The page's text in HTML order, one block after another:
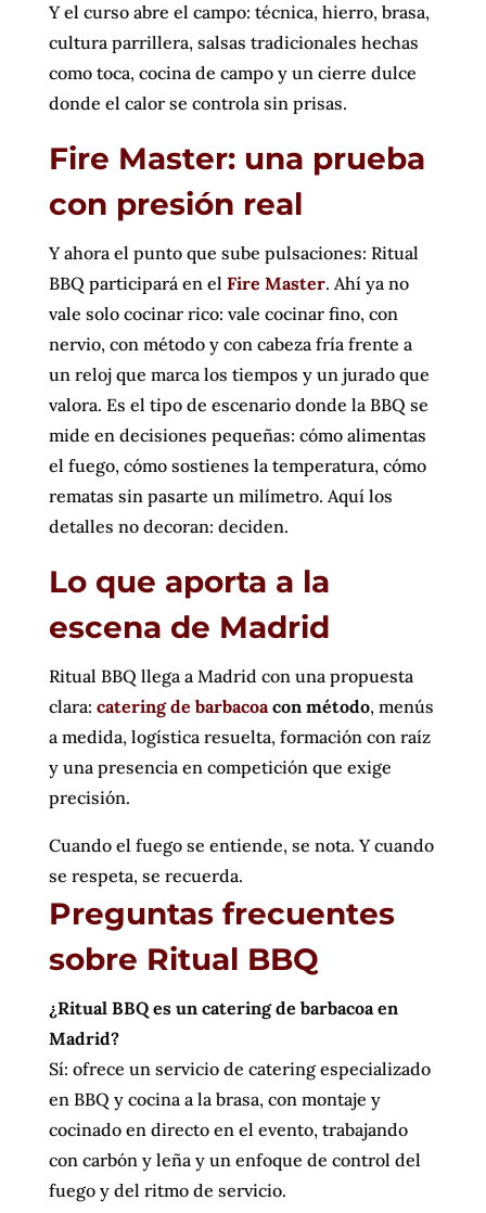
Y el curso abre el campo: técnica, hierro, brasa,
cultura parrillera, salsas tradicionales hechas
como toca, cocina de campo y un cierre dulce
donde el calor se controla sin prisas.
Fire Master: una prueba
con presión real
Y ahora el punto que sube pulsaciones: Ritual
BBQ participará en el Fire Master. Ahí ya no
vale solo cocinar rico: vale cocinar fino, con
nervio, con método y con cabeza fría frente a
un reloj que marca los tiempos y un jurado que
valora. Es el tipo de escenario donde la BBQ se
mide en decisiones pequeñas: cómo alimentas
el fuego, cómo sostienes la temperatura, cómo
rematas sin pasarte un milímetro. Aquí los
detalles no decoran: deciden.
Lo que aporta a la
escena de Madrid
Ritual BBQ llega a Madrid con una propuesta
clara: catering de barbacoacon método, menús
a medida, logística resuelta, formación con raíz
y una presencia en competición que exige
precisión.
Cuando el fuego se entiende, se nota. Y cuando
se respeta, se recuerda.
Preguntas frecuentes
sobre Ritual BBQ
¿Ritual BBQ es un catering de barbacoa en
Madrid?
Sí: ofrece un servicio de catering especializado
en BBQ y cocina a la brasa, con montaje y
cocinado en directo en el evento, trabajando
con carbón y leña y un enfoque de control del
fuego y del ritmo de servicio.